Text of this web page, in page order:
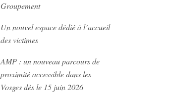
Groupement
Un nouvel espace dédié à l’accueil
des victimes
AMP : un nouveau parcours de
proximité accessible dans les
Vosges dès le 15 juin 2026